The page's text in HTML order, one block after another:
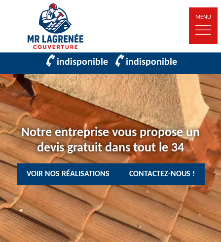
MENU
indisponible indisponible
Notre entreprise vous propose un
devis gratuit dans tout le 34
VOIR NOS RÉALISATIONS CONTACTEZ-NOUS !